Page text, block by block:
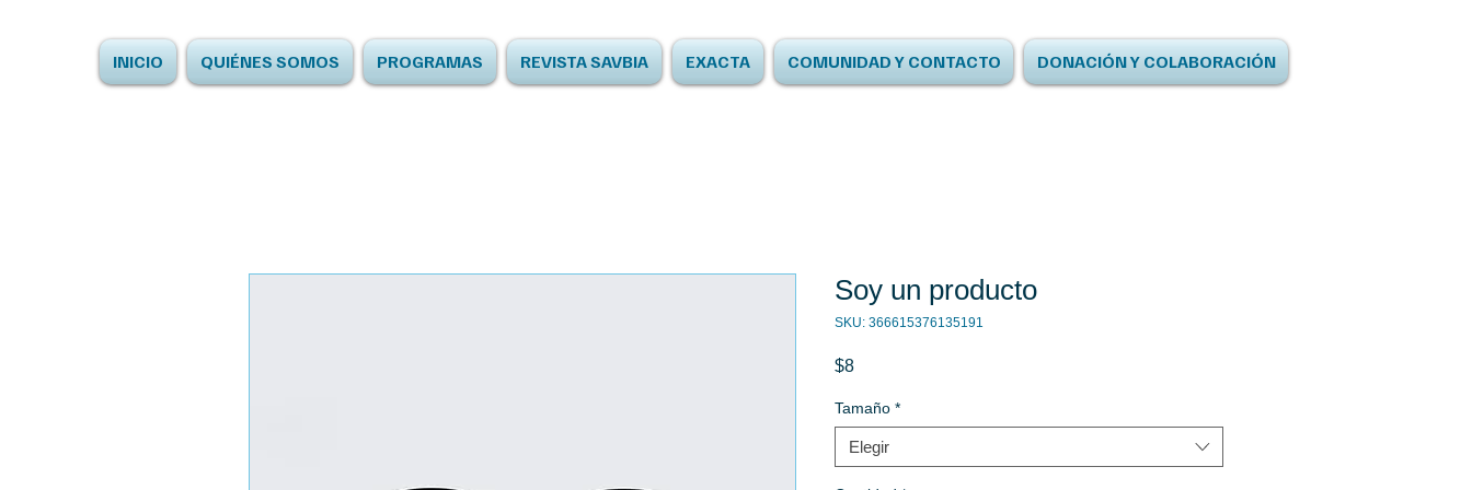
INICIO QUIÉNES SOMOS PROGRAMAS REVISTA SAVBIA EXACTA COMUNIDAD Y CONTACTO DONACIÓN Y COLABORACIÓN
Soy un producto
SKU: 366615376135191
$8Precio
Tamaño *
Elegir